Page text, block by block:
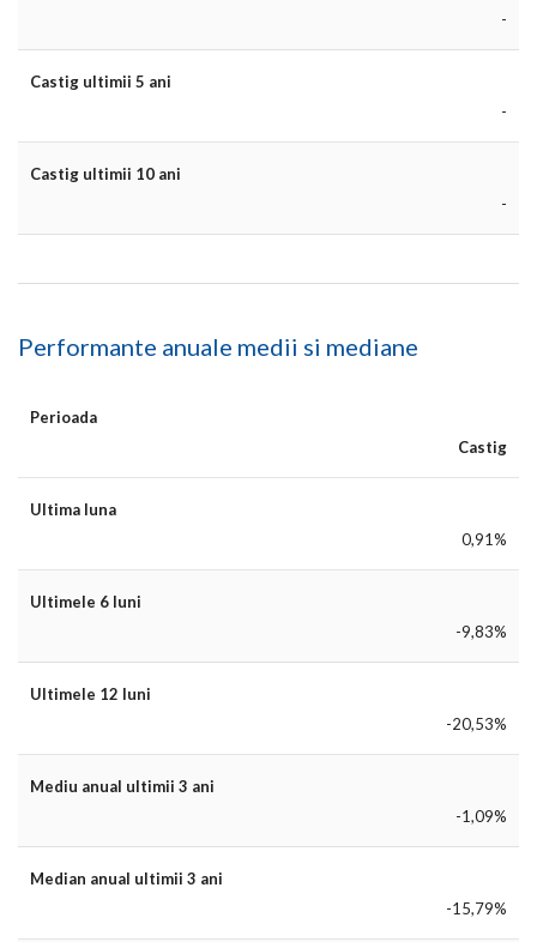
-
Castig ultimii 5 ani
-
Castig ultimii 10 ani
-
Performante anuale medii si mediane
Perioada
Castig
Ultima luna
0,91%
Ultimele 6 luni
-9,83%
Ultimele 12 luni
-20,53%
Mediu anual ultimii 3 ani
-1,09%
Median anual ultimii 3 ani
-15,79%